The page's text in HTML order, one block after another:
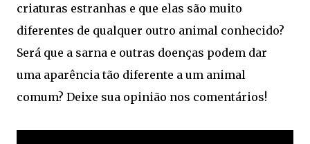
criaturas estranhas e que elas são muito
diferentes de qualquer outro animal conhecido?
Será que a sarna e outras doenças podem dar
uma aparência tão diferente a um animal
comum? Deixe sua opinião nos comentários!